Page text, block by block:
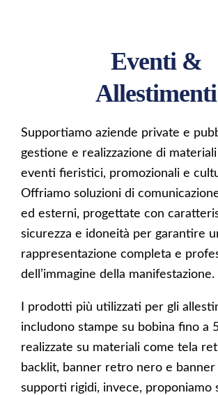
Wrapping
Imballaggio
Logistica
Eventi &
Allestimenti
Supportiamo aziende private e
gestione e realizzazione di
eventi fieristici, promozionali e
Offriamo soluzioni di
ed esterni, progettate con
sicurezza e idoneità per garantire
rappresentazione completa e
dell’immagine della manifestazione.
I prodotti più utilizzati per gli
includono stampe su bobina fino a
realizzate su materiali come tela
backlit, banner retro nero e banner
supporti rigidi, invece, proponiamo